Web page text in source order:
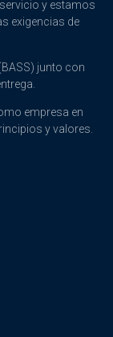
y estamos
exigencias de
junto con
empresa en
y valores.